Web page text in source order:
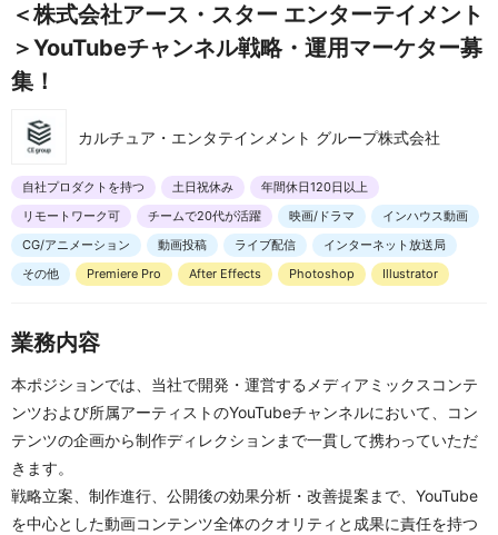
＜株式会社アース・スター エンターテイメント
＞YouTubeチャンネル戦略・運用マーケター募
集！
カルチュア・エンタテインメント グループ株式会社
自社プロダクトを持つ 土日祝休み
年間休日120日以上
リモートワーク可
チームで20代が活躍 映画/ドラマ
インハウス動画
CG/アニメーション
動画投稿 ライブ配信
インターネット放送局
その他
Premiere Pro After Effects Photoshop Illustrator
業務内容
本ポジションでは、当社で開発・運営するメディアミックスコンテ
ンツおよび所属アーティストのYouTubeチャンネルにおいて、コン
テンツの企画から制作ディレクションまで一貫して携わっていただ
きます。
戦略立案、制作進行、公開後の効果分析・改善提案まで、YouTube
を中心とした動画コンテンツ全体のクオリティと成果に責任を持つ